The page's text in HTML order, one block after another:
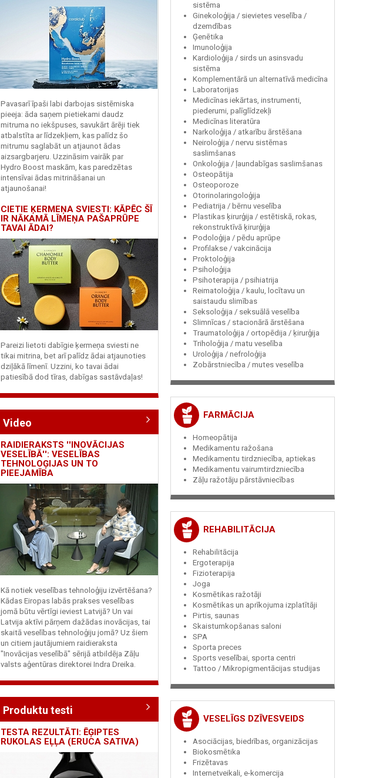
Pavasarī īpaši labi darbojas sistēmiska
pieeja: āda saņem pietiekami daudz
mitruma no iekšpuses, savukārt ārēji tiek
atbalstīta ar līdzekļiem, kas palīdz šo
mitrumu saglabāt un atjaunot ādas
aizsargbarjeru. Uzzināsim vairāk par
Hydro Boost maskām, kas paredzētas
intensīvai ādas mitrināšanai un
atjaunošanai!
CIETIE ĶERMEŅA SVIESTI: KĀPĒC ŠĪ
IR NĀKAMĀ LĪMEŅA PAŠAPRŪPE
TAVAI ĀDAI?
Pareizi lietoti dabīgie ķermeņa sviesti ne
tikai mitrina, bet arī palīdz ādai atjaunoties
dziļākā līmenī. Uzzini, ko tavai ādai
patiesībā dod tīras, dabīgas sastāvdaļas!
Video
RAIDIERAKSTS ''INOVĀCIJAS
VESELĪBĀ'': VESELĪBAS
TEHNOLOĢIJAS UN TO
PIEEJAMĪBA
Kā notiek veselības tehnoloģiju izvērtēšana?
Kādas Eiropas labās prakses veselības
jomā būtu vērtīgi ieviest Latvijā? Un vai
Latvija aktīvi pārņem dažādas inovācijas, tai
skaitā veselības tehnoloģiju jomā? Uz šiem
un citiem jautājumiem raidieraksta
"Inovācijas veselībā" sērijā atbildēja Zāļu
valsts aģentūras direktorei Indra Dreika.
Produktu testi
TESTA REZULTĀTI: ĒĢIPTES
RUKOLAS EĻĻA (ERUCA SATIVA)
sistēma
Ginekoloģija / sievietes veselība /
dzemdības
Ģenētika
Imunoloģija
Kardioloģija / sirds un asinsvadu
sistēma
Komplementārā un alternatīvā medicīna
Laboratorijas
Medicīnas iekārtas, instrumenti,
piederumi, palīglīdzekļi
Medicīnas literatūra
Narkoloģija / atkarību ārstēšana
Neiroloģija / nervu sistēmas
saslimšanas
Onkoloģija / ļaundabīgas saslimšanas
Osteopātija
Osteoporoze
Otorinolaringoloģija
Pediatrija / bērnu veselība
Plastikas ķirurģija / estētiskā, rokas,
rekonstruktīvā ķirurģija
Podoloģija / pēdu aprūpe
Profilakse / vakcinācija
Proktoloģija
Psiholoģija
Psihoterapija / psihiatrija
Reimatoloģija / kaulu, locītavu un
saistaudu slimības
Seksoloģija / seksuālā veselība
Slimnīcas / stacionārā ārstēšana
Traumatoloģija / ortopēdija / ķirurģija
Triholoģija / matu veselība
Uroloģija / nefroloģija
Zobārstniecība / mutes veselība
FARMĀCIJA
Homeopātija
Medikamentu ražošana
Medikamentu tirdzniecība, aptiekas
Medikamentu vairumtirdzniecība
Zāļu ražotāju pārstāvniecības
REHABILITĀCIJA
Rehabilitācija
Ergoterapija
Fizioterapija
Joga
Kosmētikas ražotāji
Kosmētikas un aprīkojuma izplatītāji
Pirtis, saunas
Skaistumkopšanas saloni
SPA
Sporta preces
Sports veselībai, sporta centri
Tattoo / Mikropigmentācijas studijas
VESELĪGS DZĪVESVEIDS
Asociācijas, biedrības, organizācijas
Biokosmētika
Frizētavas
Internetveikali, e-komercija